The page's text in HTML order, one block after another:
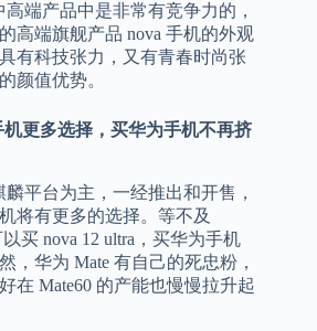
高端产品中是非常有竞争力的，
高端旗舰产品 nova 手机的外观
有科技张力，又有青春时尚张
颜值优势。
更多选择，买华为手机不再挤
平台为主，一经推出和开售，
将有更多的选择。等不及
买 nova 12 ultra，买华为手机
，华为 Mate 有自己的死忠粉，
在 Mate60 的产能也慢慢拉升起